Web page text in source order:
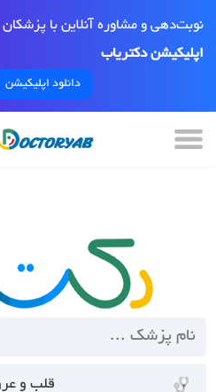
نوبت‌دهی و مشاوره آنلاین با
اپلیکیشن دکتریاب
دانلود اپلیکیشن
قلب و